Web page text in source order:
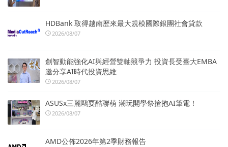
HDBank 取得越南歷來最大規模國際銀團社會貸款
2026/08/07
創智動能強化AI與經營雙軸競爭力 投資長受臺大EMBA
邀分享AI時代投資思維
2026/08/07
ASUSx三麗鷗耍酷聯萌 潮玩開學祭搶抱AI筆電！
2026/08/07
AMD公佈2026年第2季財務報告